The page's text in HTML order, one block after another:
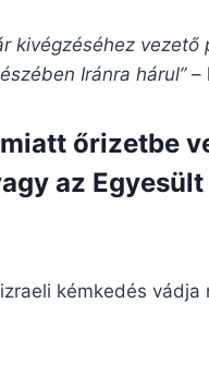
kivégzéséhez
Iránra hárul”–
őrizetbe
az
kémkedés